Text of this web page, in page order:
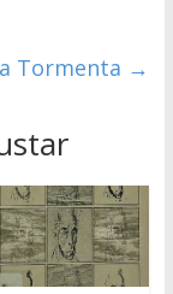
Tormenta →